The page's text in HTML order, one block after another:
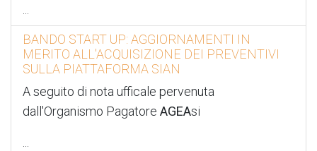
...
BANDO START UP: AGGIORNAMENTI IN
MERITO ALL'ACQUISIZIONE DEI PREVENTIVI
SULLA PIATTAFORMA SIAN
A seguito di nota ufficale pervenuta
dall'Organismo Pagatore AGEAsi
...